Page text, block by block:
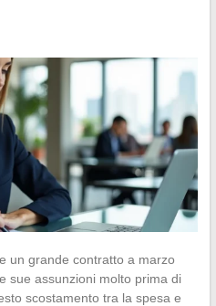
un grande contratto a marzo
sue assunzioni molto prima di
scostamento tra la spesa e